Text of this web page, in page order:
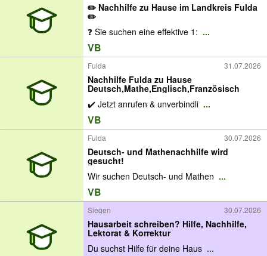
✏️ Nachhilfe zu Hause im Landkreis Fulda
✏️
❓ Sie suchen eine effektive 1: ...
VB
Fulda 31.07.2026
Nachhilfe Fulda zu Hause
Deutsch,Mathe,Englisch,Französisch
✔️ Jetzt anrufen & unverbindli ...
VB
Fulda 30.07.2026
Deutsch- und Mathenachhilfe wird
gesucht!
Wir suchen Deutsch- und Mathen ...
VB
Siegen 30.07.2026
Hausarbeit schreiben? Hilfe, Nachhilfe,
Lektorat & Korrektur
Du suchst Hilfe für deine Haus ...